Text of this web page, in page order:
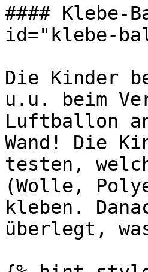
#### Klebe-
id="klebe-
Die Kinder
u.u. beim
Luftballon
Wand! Die
testen,
(Wolle,
kleben.
überlegt,